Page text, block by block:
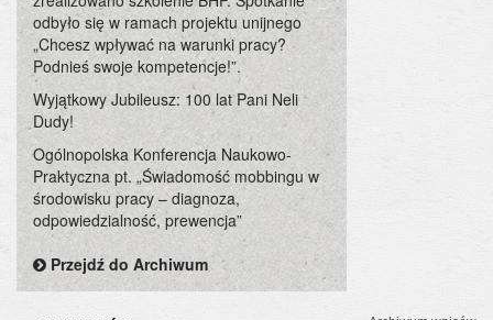
odbyło się w ramach projektu unijnego
„Chcesz wpływać na warunki pracy?
Podnieś swoje kompetencje!”.
Wyjątkowy Jubileusz: 100 lat Pani Neli
Dudy!
Ogólnopolska Konferencja Naukowo-
Praktyczna pt. „Świadomość mobbingu w
środowisku pracy – diagnoza,
odpowiedzialność, prewencja”
Przejdź do Archiwum